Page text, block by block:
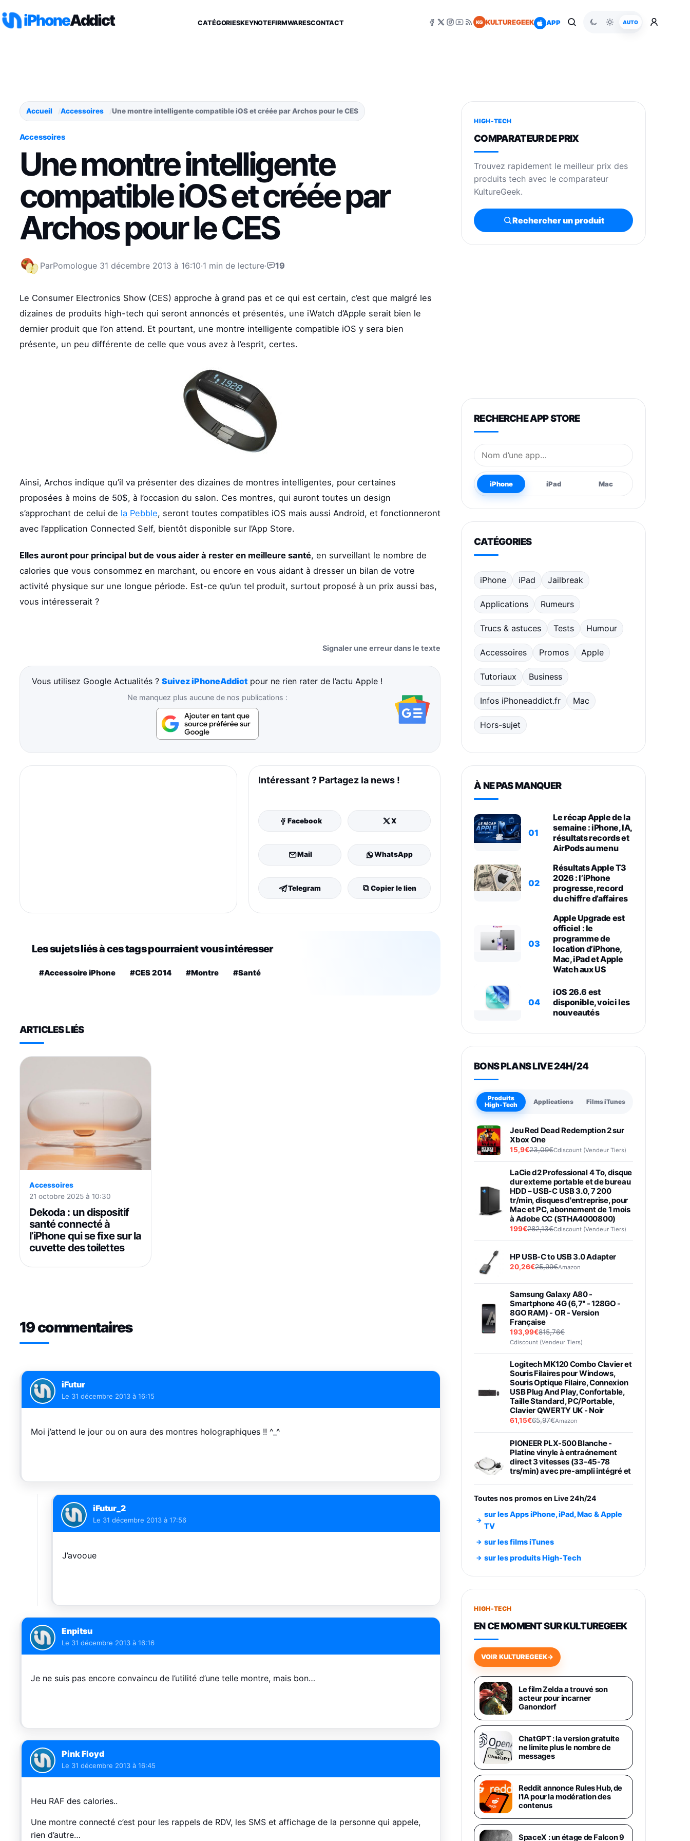
iPhoneAddict CATÉGORIESKEYNOTEFIRMWARESCONTACT KG KULTUREGEEK APP AUTO
Accueil Accessoires Une montre intelligente compatible iOS et créée par Archos pour le CES
Accessoires
Une montre intelligente
compatible iOS et créée par
Archos pour le CES
ParPomologue 31 décembre 2013 à 16:10·1 min de lecture· 19
Le Consumer Electronics Show (CES) approche à grand pas et ce qui est certain, c’est que malgré les
dizaines de produits high-tech qui seront annoncés et présentés, une iWatch d’Apple serait bien le
dernier produit que l’on attend. Et pourtant, une montre intelligente compatible iOS y sera bien
présente, un peu différente de celle que vous avez à l’esprit, certes.
Ainsi, Archos indique qu’il va présenter des dizaines de montres intelligentes, pour certaines
proposées à moins de 50$, à l’occasion du salon. Ces montres, qui auront toutes un design
s’approchant de celui de la Pebble, seront toutes compatibles iOS mais aussi Android, et fonctionneront
avec l’application Connected Self, bientôt disponible sur l’App Store.
Elles auront pour principal but de vous aider à rester en meilleure santé, en surveillant le nombre de
calories que vous consommez en marchant, ou encore en vous aidant à dresser un bilan de votre
activité physique sur une longue période. Est-ce qu’un tel produit, surtout proposé à un prix aussi bas,
vous intéresserait ?
Signaler une erreur dans le texte
Vous utilisez Google Actualités ?Suivez iPhoneAddict pour ne rien rater de l’actu Apple !
Ne manquez plus aucune de nos publications :
Intéressant ? Partagez la news !
Facebook X
Mail WhatsApp
Telegram Copier le lien
Les sujets liés à ces tags pourraient vous intéresser
#Accessoire iPhone #CES 2014 #Montre #Santé
ARTICLES LIÉS
Accessoires
21 octobre 2025 à 10:30
Dekoda : un dispositif
santé connecté à
l’iPhone qui se fixe sur la
cuvette des toilettes
19 commentaires
iFutur
Le 31 décembre 2013 à 16:15
Moi j’attend le jour ou on aura des montres holographiques !! ^_^
iFutur_2
Le 31 décembre 2013 à 17:56
J’avooue
Enpitsu
Le 31 décembre 2013 à 16:16
Je ne suis pas encore convaincu de l’utilité d’une telle montre, mais bon…
Pink Floyd
Le 31 décembre 2013 à 16:45
Heu RAF des calories..
Une montre connecté c’est pour les rappels de RDV, les SMS et affichage de la personne qui appele,
rien d’autre…
HIGH-TECH
COMPARATEUR DE PRIX
Trouvez rapidement le meilleur prix des
produits tech avec le comparateur
KultureGeek.
Rechercher un produit
RECHERCHE APP STORE
Nom de l’application
iPhone iPad Mac
CATÉGORIES
iPhone iPad Jailbreak
Applications Rumeurs
Trucs & astuces Tests Humour
Accessoires Promos Apple
Tutoriaux Business
Infos iPhoneaddict.fr Mac
Hors-sujet
À NE PAS MANQUER
01
Le récap Apple de la
semaine : iPhone, IA,
résultats records et
AirPods au menu
02
Résultats Apple T3
2026 : l’iPhone
progresse, record
du chiffre d’affaires
03
Apple Upgrade est
officiel : le
programme de
location d’iPhone,
Mac, iPad et Apple
Watch aux US
04
iOS 26.6 est
disponible, voici les
nouveautés
BONS PLANS LIVE 24H/24
Produits
High-Tech
Applications Films iTunes
Jeu Red Dead Redemption 2 sur
Xbox One
15,9€23,09€Cdiscount (Vendeur Tiers)
LaCie d2 Professional 4 To, disque
dur externe portable et de bureau
HDD – USB-C USB 3.0, 7 200
tr/min, disques d'entreprise, pour
Mac et PC, abonnement de 1 mois
à Adobe CC (STHA4000800)
199€282,13€Cdiscount (Vendeur Tiers)
HP USB-C to USB 3.0 Adapter
20,26€25,99€Amazon
Samsung Galaxy A80 -
Smartphone 4G (6,7'' - 128GO -
8GO RAM) - OR - Version
Française
193,99€815,76€
Cdiscount (Vendeur Tiers)
Logitech MK120 Combo Clavier et
Souris Filaires pour Windows,
Souris Optique Filaire, Connexion
USB Plug And Play, Confortable,
Taille Standard, PC/Portable,
Clavier QWERTY UK - Noir
61,15€65,97€Amazon
PIONEER PLX-500 Blanche -
Platine vinyle à entraénement
direct 3 vitesses (33-45-78
trs/min) avec pre-ampli intégré et
Smartphone SAMSUNG Galaxy
Smartphone SAMSUNG Galaxy
S26+ Violet 256Go
749,99€1240,43€Fnac (Vendeur Tiers)
648,63€
Smartphone Android 5G avec
Galaxy AI, 512 Go, Chargeur
Secteur Rapide 25W Inclus,
Smartphone déverrouillé, Noir,
Version FR
1019€1399€Fnac (Vendeur Tiers)
Galaxy S26 Ultra 512 Go Bleu
1019€ 1399€ Fnac (Vendeur Tiers)
Galaxy S26 Ultra 256 Go Violet
892€1199€
Philips SHK2000BL - Casque
Enfant - Bleu & Répartiteur Audio
5 Casques, Blanc
24,94€ 29,96€ Fnac (Vendeur Tiers)
Toutes nos promos en Live 24h/24
sur les Apps iPhone, iPad, Mac & Apple
TV
sur les films iTunes
sur les produits High-Tech
HIGH-TECH
EN CE MOMENT SUR KULTUREGEEK
VOIR KULTUREGEEK→
Le film Zelda a trouvé son
acteur pour incarner
Ganondorf
ChatGPT : la version gratuite
ne limite plus le nombre de
messages
Reddit annonce Rules Hub, de
l’IA pour la modération des
contenus
SpaceX : un étage de Falcon 9